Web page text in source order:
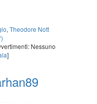
, Theodore Nott
Nessuno
]